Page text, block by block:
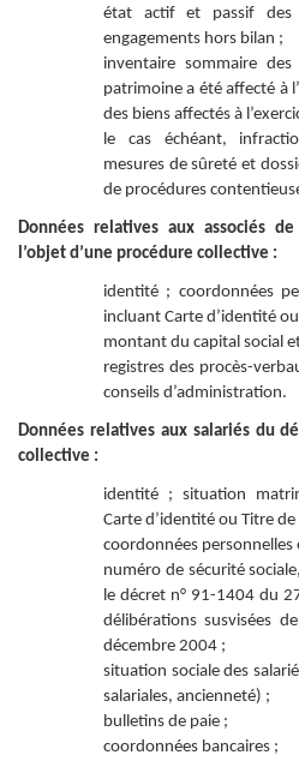
état actif et passif des
engagements hors bilan ;
inventaire sommaire
patrimoine a été affecté à
des biens affectés à
le cas échéant,
mesures de sûreté et
de procédures
Données relatives aux associés
l’objet d’une procédure collective :
identité ; coordonnées
incluant Carte d’identité
montant du capital social
registres des procès-
conseils d’administration.
Données relatives aux salariés du
collective :
identité ; situation
Carte d’identité ou Titre
coordonnées personnelles
numéro de sécurité
le décret n° 91-1404 du
délibérations susvisées
décembre 2004 ;
situation sociale des
salariales, ancienneté) ;
bulletins de paie ;
coordonnées bancaires ;